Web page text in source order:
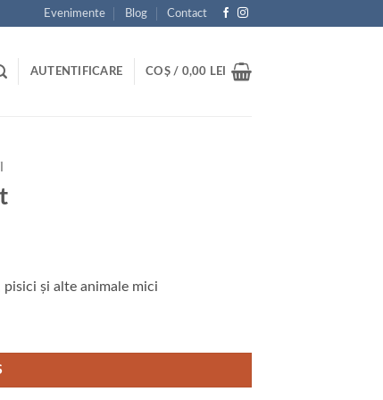
Evenimente Blog Contact
AUTENTIFICARE COȘ / 0,00 LEI
și alte animale mici